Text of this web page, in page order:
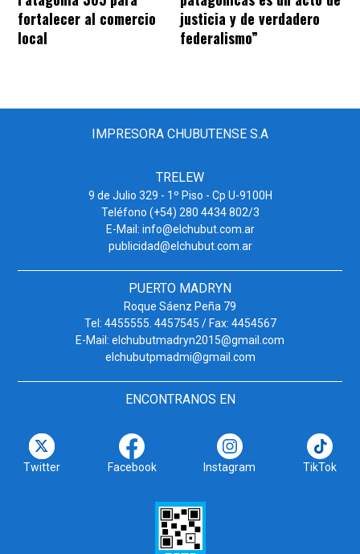
fortalecer al comercio
local
justicia y de verdadero
federalismo”
IMPRESORA CHUBUTENSE S.A
TRELEW
9 de Julio 329 - 1º Piso - Cp U-9100H
Teléfono (+54) 280 4434 802/3
E-Mail: info@elchubut.com.ar
publicidad@elchubut.com.ar
PUERTO MADRYN
Roque Sáenz Peña 79
Tel: 4455555. 4457545 / Fax: 4454567
E-Mail: elchubutmadryn2015@gmail.com
elchubutpmadmi@gmail.com
ENCONTRANOS EN
Twitter Facebook Instagram TikTok